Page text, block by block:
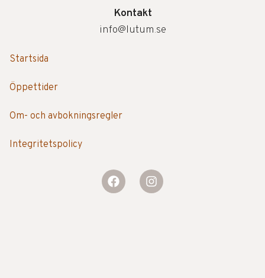
Kontakt
info@lutum.se
Startsida
Öppettider
Om- och avbokningsregler
Integritetspolicy